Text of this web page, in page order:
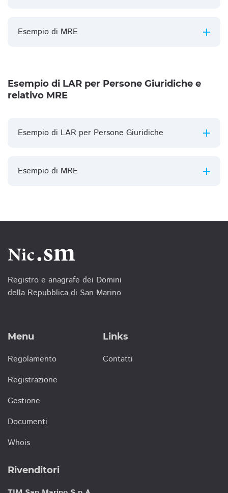
Esempio di MRE
Esempio di LAR per Persone Giuridiche e
relativo MRE
Esempio di LAR per Persone Giuridiche
Esempio di MRE
Registro e anagrafe dei Domini
della Repubblica di San Marino
Menu
Regolamento
Registrazione
Gestione
Documenti
Whois
Links
Contatti
Rivenditori